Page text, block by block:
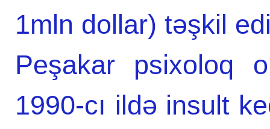
1mln dollar) təşkil
Peşakar psixoloq
1990-cı ildə insult